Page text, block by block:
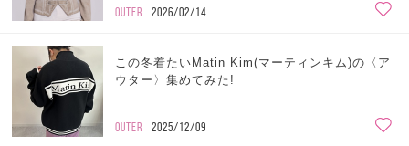
OUTER 2026/02/14
この冬着たいMatin Kim(マーティンキム)の〈ア
ウター〉集めてみた!
OUTER 2025/12/09